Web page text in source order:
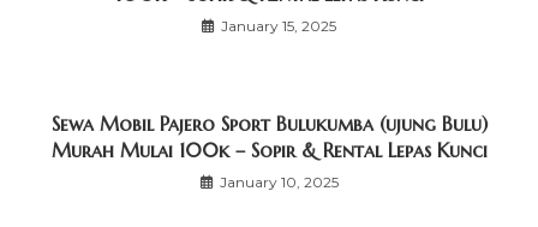
January 15, 2025
Sewa Mobil Pajero Sport Bulukumba (ujung Bulu)
Murah Mulai 100k – Sopir & Rental Lepas Kunci
January 10, 2025